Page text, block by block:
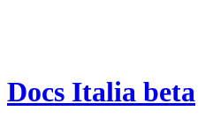
Docs Italia beta